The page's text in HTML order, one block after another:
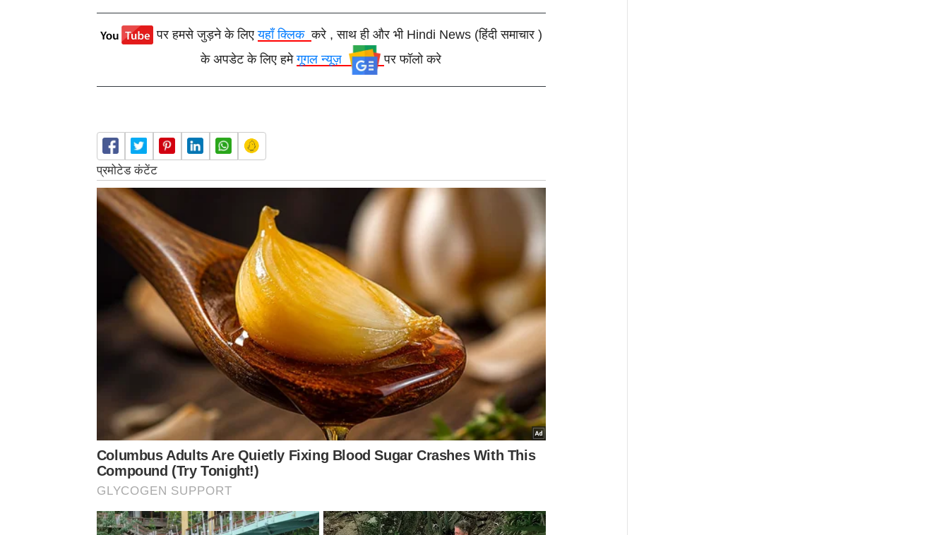
पर हमसे जुड़ने के लिएयहाँ क्लिककरे , साथ ही और भी Hindi News (हिंदी समाचार )
के अपडेट के लिए हमेगूगल न्यूज़ पर फॉलो करे